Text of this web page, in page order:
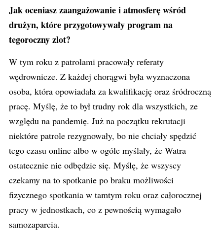
Jak oceniasz zaangażowanie i atmosferę wśród
drużyn, które przygotowywały program na
tegoroczny zlot?
W tym roku z patrolami pracowały referaty
wędrownicze. Z każdej chorągwi była wyznaczona
osoba, która opowiadała za kwalifikację oraz śródroczną
pracę. Myślę, że to był trudny rok dla wszystkich, ze
względu na pandemię. Już na początku rekrutacji
niektóre patrole rezygnowały, bo nie chciały spędzić
tego czasu online albo w ogóle myślały, że Watra
ostatecznie nie odbędzie się. Myślę, że wszyscy
czekamy na to spotkanie po braku możliwości
fizycznego spotkania w tamtym roku oraz całorocznej
pracy w jednostkach, co z pewnością wymagało
samozaparcia.